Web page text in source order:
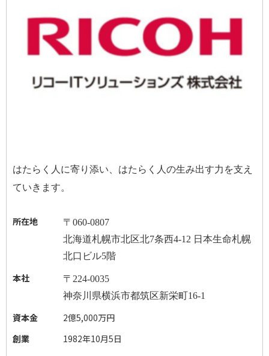
はたらく人に寄り添い、はたらく人の生み出す力を支え
ていきます。
所在地 〒 060-0807
北海道札幌市北区北7条西4-12 日本生命札幌
北口ビル5階
本社 〒 224-0035
神奈川県横浜市都筑区新栄町16-1
資本金
2億5,000万円
創業
1982年10月5日